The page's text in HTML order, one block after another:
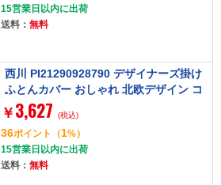
15営業日以内に出荷
送料： 無料
西川 PI21290928790 デザイナーズ掛け
ふとんカバー おしゃれ 北欧デザイン コ
ーディネート ダブルロング ネイビー
￥ 3,627 (税込)
36ポイント （1%）
15営業日以内に出荷
送料： 無料